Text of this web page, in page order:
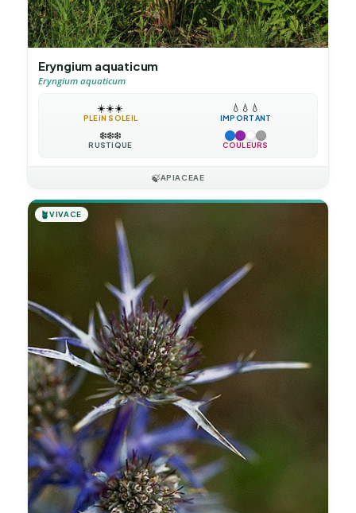
Eryngium aquaticum
Eryngium aquaticum
☀️☀️☀️
PLEIN SOLEIL
💧 💧 💧
IMPORTANT
❄️❄️❄️
RUSTIQUE COULEURS
🍃APIACEAE
🪴VIVACE